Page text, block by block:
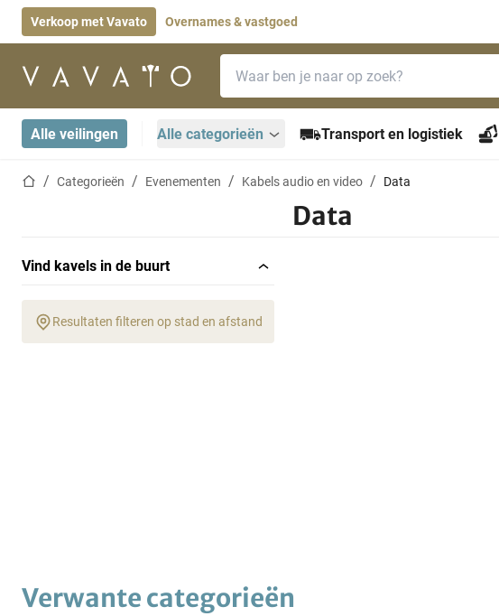
Verkoop met Vavato Overnames & vastgoed
Startpagina
Alle veilingen Alle categorieën Transport en logistiek
StartpaginaCategorieën Evenementen Kabels audio en video Data
Data
Vind kavels in de buurt
Resultaten filteren op stad en afstand
Verwante categorieën